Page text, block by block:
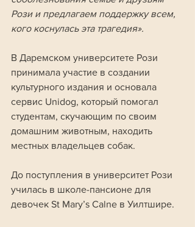
Рози и предлагаем поддержку всем,
кого коснулась эта трагедия».
В Даремском университете Рози
принимала участие в создании
культурного издания и основала
сервис Unidog, который помогал
студентам, скучающим по своим
домашним животным, находить
местных владельцев собак.
До поступления в университет Рози
училась в школе-пансионе для
девочек St Mary’s Calne в Уилтшире.